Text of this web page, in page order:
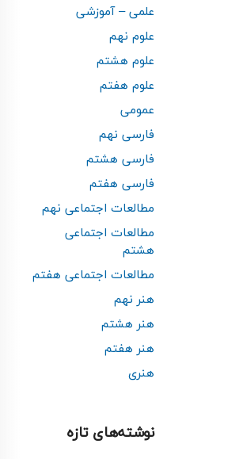
علمی – آموزشی
علوم نهم
علوم هشتم
علوم هفتم
عمومی
فارسی نهم
فارسی هشتم
فارسی هفتم
مطالعات اجتماعی نهم
مطالعات اجتماعی
هشتم
مطالعات اجتماعی هفتم
هنر نهم
هنر هشتم
هنر هفتم
هنری
نوشته‌های تازه